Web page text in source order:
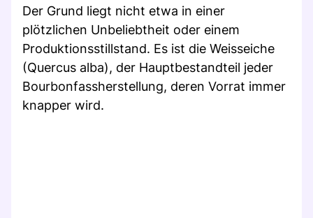
Der Grund liegt nicht etwa in einer
plötzlichen Unbeliebtheit oder einem
Produktionsstillstand. Es ist die Weisseiche
(Quercus alba), der Hauptbestandteil jeder
Bourbonfassherstellung, deren Vorrat immer
knapper wird.